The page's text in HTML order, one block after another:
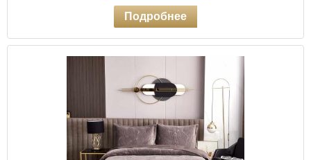
Подробнее